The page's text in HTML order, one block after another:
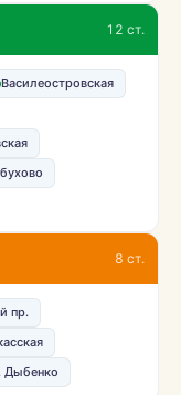
12 ст.
Василеостровская
8 ст.
пр.
Дыбенко